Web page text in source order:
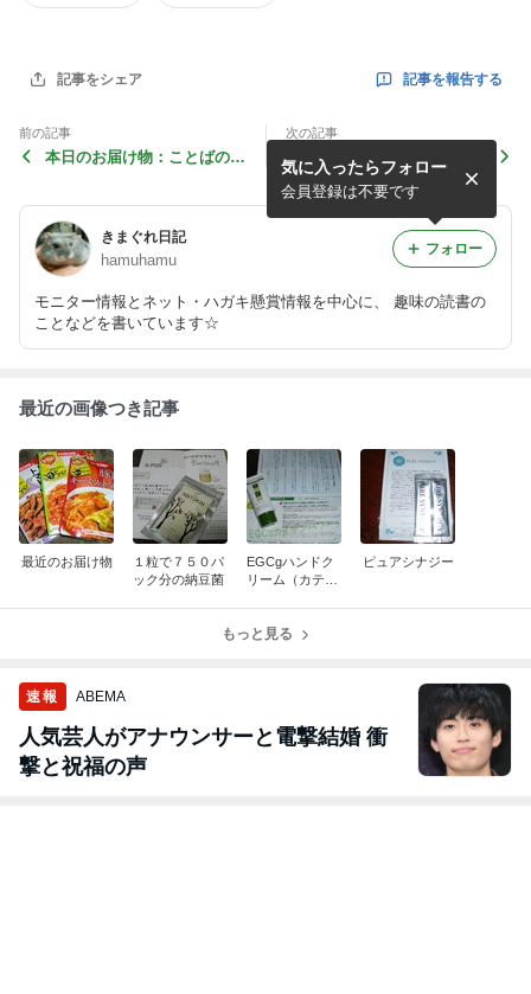
記事をシェア 記事を報告する
前の記事
本日のお届け物：ことばのパ
次の記事
【モニター情報】 掃除とワ
ックスがけが同時にできちゃ
う♪
きまぐれ日記
hamuhamu
モニター情報とネット・ハガキ懸賞情報を中心に、 趣味の読書の
ことなどを書いています☆
気に入ったらフォロー
会員登録は不要です
フォロー
最近の画像つき記事
最近のお届け物
１粒で７５０パ
ック分の納豆菌
EGCgハンドク
リーム（カテキ
ピュアシナジー
もっと見る
速報 ABEMA
人気芸人がアナウンサーと電撃結婚 衝
撃と祝福の声